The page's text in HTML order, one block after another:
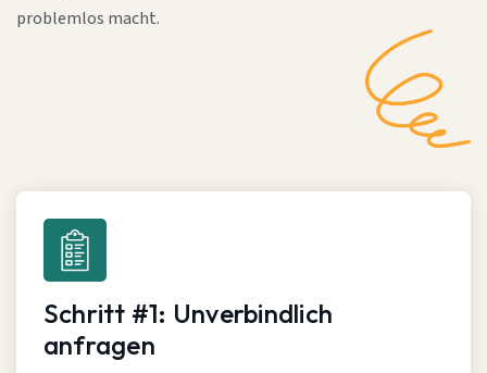
problemlos macht.
Schritt #1: Unverbindlich
anfragen